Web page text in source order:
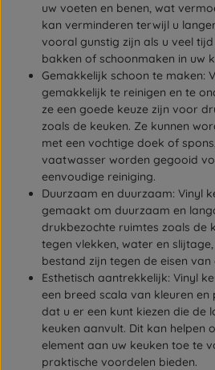
uw voeten en benen, wat
kan verminderen terwijl u
vooral gunstig zijn als u veel
bakken of schoonmaken in uw
Gemakkelijk schoon te maken:
gemakkelijk te reinigen en te
ze een goede keuze zijn voor
zoals de keuken. Ze kunnen
met een vochtige doek of
vaatwasser worden gegooid
eenvoudige reiniging.
Duurzaam en duurzaam: Vinyl
gemaakt om duurzaam en
drukbezochte ruimtes zoals de
tegen vlekken, water en
bestand zijn tegen de eisen
Esthetisch aantrekkelijk: Vinyl
een breed scala van kleuren
dat u er een kunt kiezen die de
keuken aanvult. Dit kan helpen
element aan uw keuken toe te
praktische voordelen bieden.